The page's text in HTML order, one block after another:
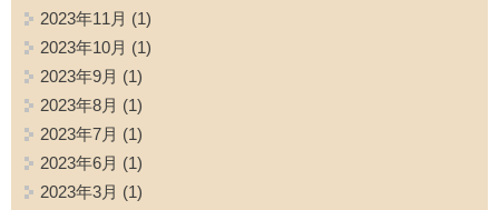
2023年11月 (1)
2023年10月 (1)
2023年9月 (1)
2023年8月 (1)
2023年7月 (1)
2023年6月 (1)
2023年3月 (1)